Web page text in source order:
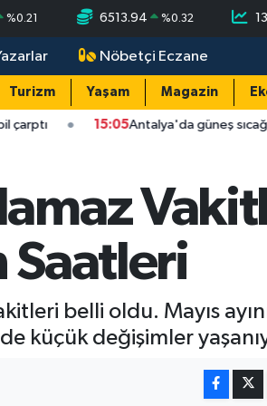
%0.21 6513.94 %0.32
Nöbetçi Eczane
Turizm Yaşam Magazin
15:05Antalya'da güneş sıcağıyla yumurta
Saatleri
belli oldu. Mayıs
küçük değişimler